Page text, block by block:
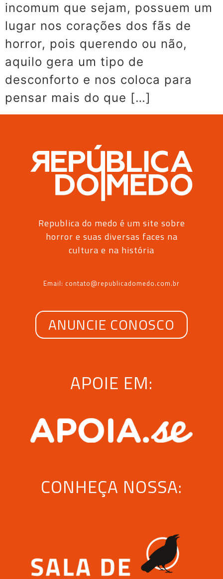
incomum que sejam, possuem um
lugar nos corações dos fãs de
horror, pois querendo ou não,
aquilo gera um tipo de
desconforto e nos coloca para
pensar mais do que […]
Republica do medo é um site sobre
horror e suas diversas faces na
cultura e na história
Email: contato@republicadomedo.com.br
ANUNCIE CONOSCO
APOIE EM:
CONHEÇA NOSSA: